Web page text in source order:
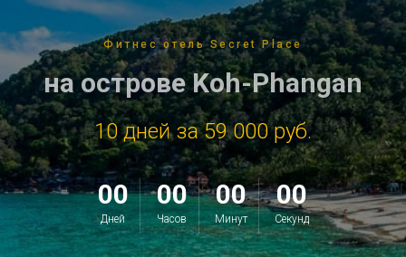
Фитнес отель Secret Place
на острове Koh-Phangan
10 дней за 59 000 руб.
00
Дней
00
Часов
00
Минут
00
Секунд